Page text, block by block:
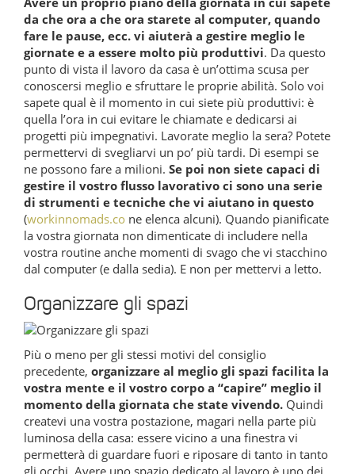
da che ora a che ora starete al computer, quando
fare le pause, ecc. vi aiuterà a gestire meglio le
giornate e a essere molto più produttivi. Da questo
punto di vista il lavoro da casa è un’ottima scusa per
conoscersi meglio e sfruttare le proprie abilità. Solo voi
sapete qual è il momento in cui siete più produttivi: è
quella l’ora in cui evitare le chiamate e dedicarsi ai
progetti più impegnativi. Lavorate meglio la sera? Potete
permettervi di svegliarvi un po’ più tardi. Di esempi se
ne possono fare a milioni. Se poi non siete capaci di
gestire il vostro flusso lavorativo ci sono una serie
di strumenti e tecniche che vi aiutano in questo
(workinnomads.co ne elenca alcuni). Quando pianificate
la vostra giornata non dimenticate di includere nella
vostra routine anche momenti di svago che vi stacchino
dal computer (e dalla sedia). E non per mettervi a letto.
Organizzare gli spazi
Più o meno per gli stessi motivi del consiglio
precedente, organizzare al meglio gli spazi facilita la
vostra mente e il vostro corpo a “capire” meglio il
momento della giornata che state vivendo. Quindi
createvi una vostra postazione, magari nella parte più
luminosa della casa: essere vicino a una finestra vi
permetterà di guardare fuori e riposare di tanto in tanto
gli occhi. Avere uno spazio dedicato al lavoro è uno dei